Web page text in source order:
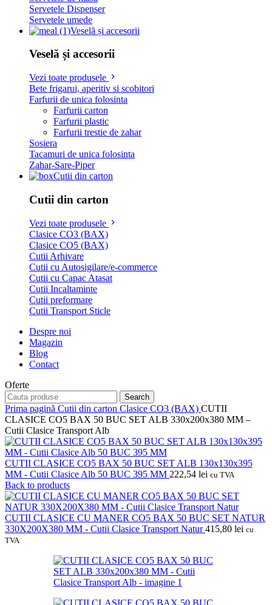
Servetele Dispenser
Servetele umede
Veselă și accesorii
Veselă și accesorii
Vezi toate produsele
Bete frigarui, aperitiv si scobitori
Farfurii de unica folosinta
Farfurii carton
Farfurii plastic
Farfurii trestie de zahar
Sosiera
Tacamuri de unica folosinta
Zahar-Sare-Piper
Cutii din carton
Cutii din carton
Vezi toate produsele
Clasice CO3 (BAX)
Clasice CO5 (BAX)
Cutii Arhivare
Cutii cu Autosigilare/e-commerce
Cutii cu Capac Atasat
Cutii Incaltaminte
Cutii preformare
Cutii Transport Sticle
Despre noi
Magazin
Blog
Contact
Oferte
Search
Prima pagină Cutii din carton Clasice CO3 (BAX) CUTII
CLASICE CO5 BAX 50 BUC SET ALB 330x200x380 MM –
Cutii Clasice Transport Alb
CUTII CLASICE CO5 BAX 50 BUC SET ALB 130x130x395
MM - Cutii Clasice Alb 50 BUC 395 MM 222,54 lei cu TVA
Back to products
CUTII CLASICE CU MANER CO5 BAX 50 BUC SET NATUR
330X200X380 MM - Cutii Clasice Transport Natur415,80 lei cu
TVA